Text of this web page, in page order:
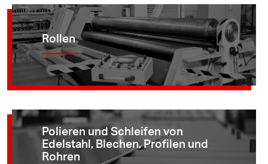
Rollen
Polieren und Schleifen von
Edelstahl, Blechen, Profilen und
Rohren